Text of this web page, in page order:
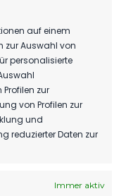
auf einem
zur Auswahl von
personalisierte
zur
von Profilen zur
und
reduzierter Daten zur
Immer aktiv
NACHRICHTEN
NÄCHSTE
FÜR
LUCKENWALDE
August 2026
HALBERSTADT